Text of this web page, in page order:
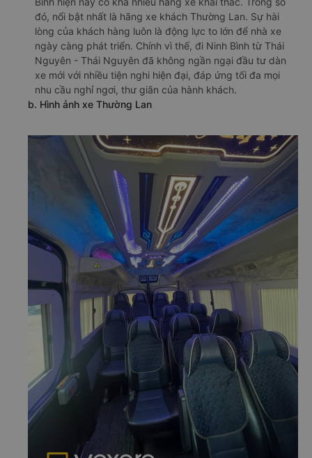
đó, nổi bật nhất là hãng xe khách Thường Lan. Sự hài
lòng của khách hàng luôn là động lực to lớn để nhà xe
ngày càng phát triển. Chính vì thế, đi Ninh Bình từ Thái
Nguyên - Thái Nguyên đã không ngần ngại đầu tư dàn
xe mới với nhiều tiện nghi hiện đại, đáp ứng tối đa mọi
nhu cầu nghỉ ngơi, thư giãn của hành khách.
b. Hình ảnh xe Thường Lan